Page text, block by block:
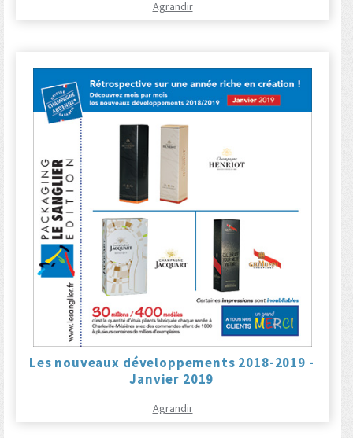
Agrandir
Les nouveaux développements 2018-2019 -
Janvier 2019
Agrandir